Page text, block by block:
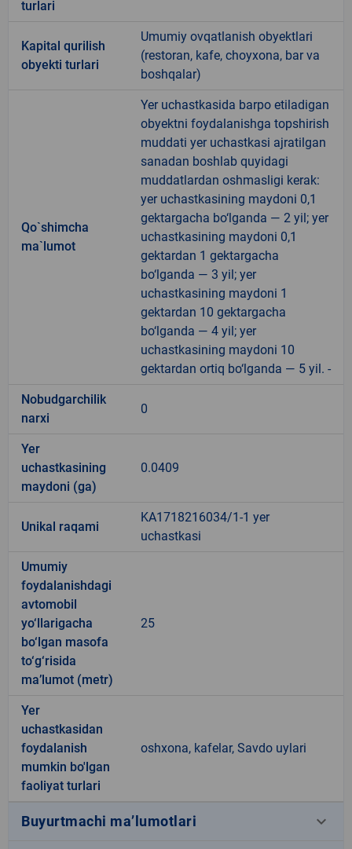
turlari
Kapital qurilish
obyekti turlari
Umumiy ovqatlanish obyektlari
(restoran, kafe, choyxona, bar va
boshqalar)
Qo`shimcha
ma`lumot
Yer uchastkasida barpo etiladigan
obyektni foydalanishga topshirish
muddati yer uchastkasi ajratilgan
sanadan boshlab quyidagi
muddatlardan oshmasligi kerak:
yer uchastkasining maydoni 0,1
gektargacha bo‘lganda — 2 yil; yer
uchastkasining maydoni 0,1
gektardan 1 gektargacha
bo‘lganda — 3 yil; yer
uchastkasining maydoni 1
gektardan 10 gektargacha
bo‘lganda — 4 yil; yer
uchastkasining maydoni 10
gektardan ortiq bo‘lganda — 5 yil. -
Nobudgarchilik
narxi
0
Yer
uchastkasining
maydoni (ga)
0.0409
Unikal raqami
KA1718216034/1-1 yer
uchastkasi
Umumiy
foydalanishdagi
avtomobil
yo‘llarigacha
bo‘lgan masofa
to‘g‘risida
ma’lumot (metr)
25
Yer
uchastkasidan
foydalanish
mumkin bo'lgan
faoliyat turlari
oshxona, kafelar, Savdo uylari
Buyurtmachi ma’lumotlari keyboard_arrow_down